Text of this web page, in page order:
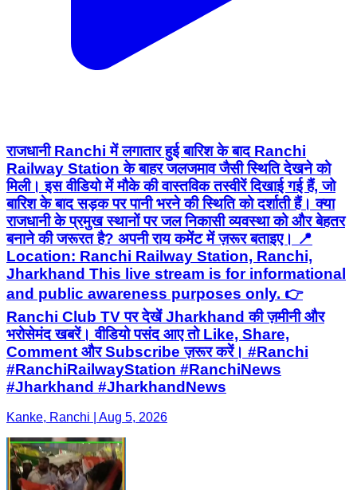
राजधानी Ranchi में लगातार हुई बारिश के बाद Ranchi
Railway Station के बाहर जलजमाव जैसी स्थिति देखने को
मिली। इस वीडियो में मौके की वास्तविक तस्वीरें दिखाई गई हैं, जो
बारिश के बाद सड़क पर पानी भरने की स्थिति को दर्शाती हैं। क्या
राजधानी के प्रमुख स्थानों पर जल निकासी व्यवस्था को और बेहतर
बनाने की जरूरत है? अपनी राय कमेंट में ज़रूर बताइए। 📍
Location: Ranchi Railway Station, Ranchi,
Jharkhand This live stream is for informational
and public awareness purposes only. 👉
Ranchi Club TV पर देखें Jharkhand की ज़मीनी और
भरोसेमंद खबरें। वीडियो पसंद आए तो Like, Share,
Comment और Subscribe ज़रूर करें। #Ranchi
#RanchiRailwayStation #RanchiNews
#Jharkhand #JharkhandNews
Kanke, Ranchi | Aug 5, 2026